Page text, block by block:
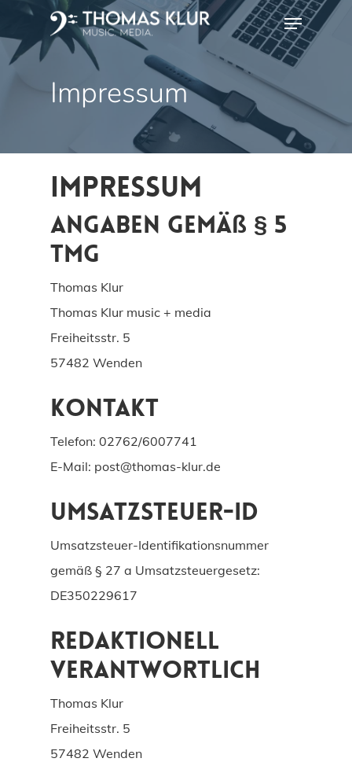
to
main
Menu
Impressum
Impressum
Angaben gemäß § 5
TMG
Thomas Klur
Thomas Klur music + media
Freiheitsstr. 5
57482 Wenden
Kontakt
Telefon: 02762/6007741
E-Mail: post@thomas-klur.de
Umsatzsteuer-ID
Umsatzsteuer-Identifikationsnummer
gemäß § 27 a Umsatzsteuergesetz:
DE350229617
Redaktionell
verantwortlich
Thomas Klur
Freiheitsstr. 5
57482 Wenden